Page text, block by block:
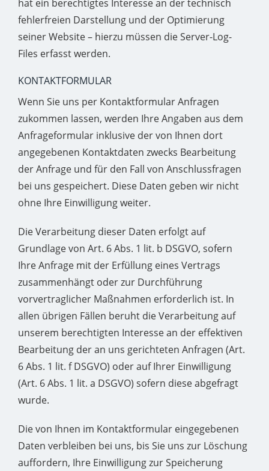
hat ein berechtigtes Interesse an der technisch
fehlerfreien Darstellung und der Optimierung
seiner Website – hierzu müssen die Server-Log-
Files erfasst werden.
KONTAKTFORMULAR
Wenn Sie uns per Kontaktformular Anfragen
zukommen lassen, werden Ihre Angaben aus dem
Anfrageformular inklusive der von Ihnen dort
angegebenen Kontaktdaten zwecks Bearbeitung
der Anfrage und für den Fall von Anschlussfragen
bei uns gespeichert. Diese Daten geben wir nicht
ohne Ihre Einwilligung weiter.
Die Verarbeitung dieser Daten erfolgt auf
Grundlage von Art. 6 Abs. 1 lit. b DSGVO, sofern
Ihre Anfrage mit der Erfüllung eines Vertrags
zusammenhängt oder zur Durchführung
vorvertraglicher Maßnahmen erforderlich ist. In
allen übrigen Fällen beruht die Verarbeitung auf
unserem berechtigten Interesse an der effektiven
Bearbeitung der an uns gerichteten Anfragen (Art.
6 Abs. 1 lit. f DSGVO) oder auf Ihrer Einwilligung
(Art. 6 Abs. 1 lit. a DSGVO) sofern diese abgefragt
wurde.
Die von Ihnen im Kontaktformular eingegebenen
Daten verbleiben bei uns, bis Sie uns zur Löschung
auffordern, Ihre Einwilligung zur Speicherung